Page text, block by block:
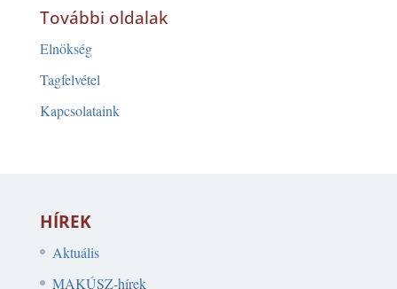
További oldalak
Elnökség
Tagfelvétel
Kapcsolataink
HÍREK
Aktuális
MAKÚSZ-hírek